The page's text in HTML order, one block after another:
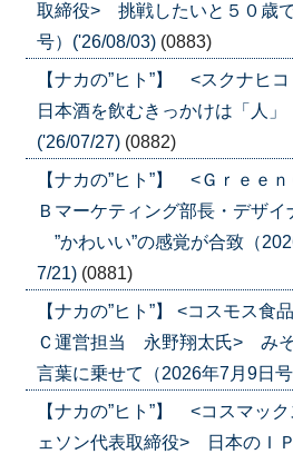
取締役> 挑戦したいと５０歳
号）('26/08/03) (0883)
【ナカの”ヒト”】 <スクナヒ
日本酒を飲むきっかけは「人」
('26/07/27) (0882)
【ナカの”ヒト”】 <Ｇｒｅｅ
Ｂマーケティング部長・デザ
”かわいい”の感覚が合致（
7/21) (0881)
【ナカの”ヒト”】 <コスモス
Ｃ運営担当 永野翔太氏> みそ
言葉に乗せて（2026年7月9日
【ナカの”ヒト”】 <コスマッ
ェソン代表取締役> 日本のＩ